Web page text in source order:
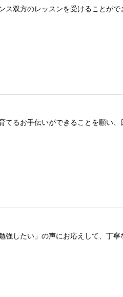
双方のレッスンを受けることがで
るお手伝いができることを願い、
したい」の声にお応えして、丁寧